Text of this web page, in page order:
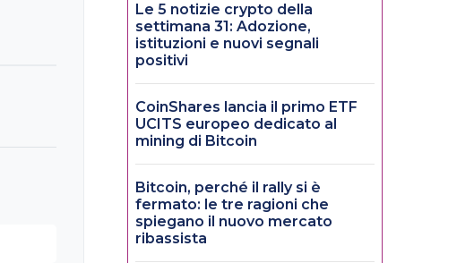
Le 5 notizie crypto della
settimana 31: Adozione,
istituzioni e nuovi segnali
positivi
CoinShares lancia il primo ETF
UCITS europeo dedicato al
mining di Bitcoin
Bitcoin, perché il rally si è
fermato: le tre ragioni che
spiegano il nuovo mercato
ribassista